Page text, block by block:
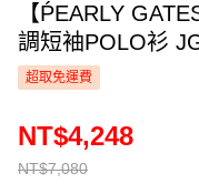
【ṔEARLY
調短
超取免運費
NT$7,080
NT$4,248